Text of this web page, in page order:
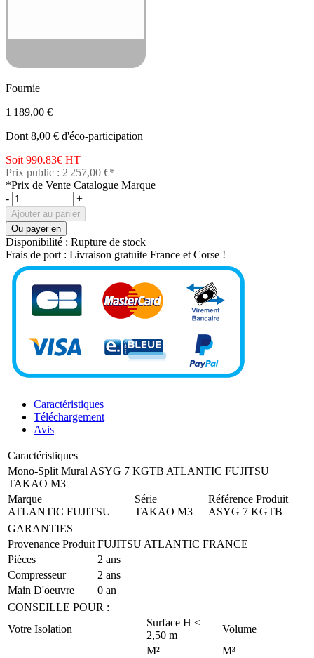
Fournie
1 189,00 €
Dont 8,00 € d'éco-participation
Soit 990.83€ HT
Prix public : 2 257,00 €*
*Prix de Vente Catalogue Marque
-
+
Ajouter au panier
Ou payer en
Disponibilité : Rupture de stock
Frais de port : Livraison gratuite France et Corse !
Caractéristiques
Téléchargement
Avis
Caractéristiques
Mono-Split Mural ASYG 7 KGTB ATLANTIC FUJITSU
TAKAO M3
Marque
ATLANTIC FUJITSU
Série
TAKAO M3
Référence Produit
ASYG 7 KGTB
GARANTIES
Provenance Produit FUJITSU ATLANTIC FRANCE
Pièces
2 ans
Compresseur
2 ans
Main D'oeuvre
0 an
CONSEILLE POUR :
Votre Isolation
Surface H <
2,50 m
Volume
M²
M³